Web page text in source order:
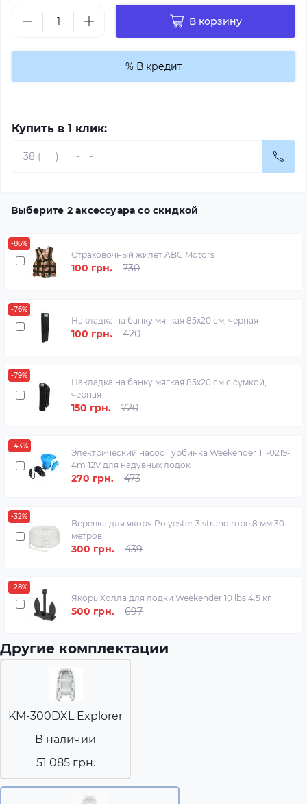
В корзину
% В кредит
Купить в 1 клик:
Выберите 2 аксессуара со скидкой
-86%
Страховочный жилет ABC Motors
100 грн. 730
-76%
Накладка на банку мягкая 85х20 см, черная
100 грн. 420
-79%
Накладка на банку мягкая 85х20 см с сумкой,
черная
150 грн. 720
-43%
Электрический насос Турбинка Weekender T1-0219-
4m 12V для надувных лодок
270 грн. 473
-32%
Веревка для якоря Polyester 3 strand rope 8 мм 30
метров
300 грн. 439
-28%
Якорь Холла для лодки Weekender 10 lbs 4.5 кг
500 грн. 697
Другие комплектации
KM-300DXL Explorer
В наличии
51 085 грн.